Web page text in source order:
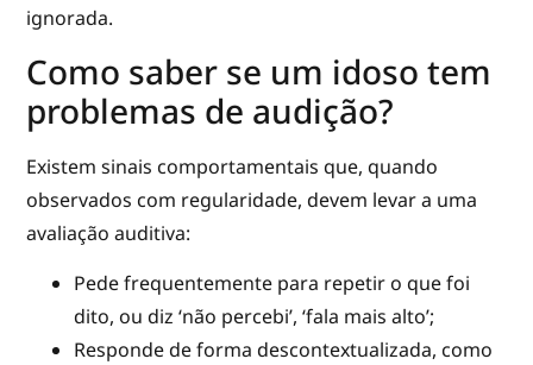
ignorada.
Como saber se um idoso tem
problemas de audição?
Existem sinais comportamentais que, quando
observados com regularidade, devem levar a uma
avaliação auditiva:
Pede frequentemente para repetir o que foi
dito, ou diz ‘não percebi’, ‘fala mais alto’;
Responde de forma descontextualizada, como